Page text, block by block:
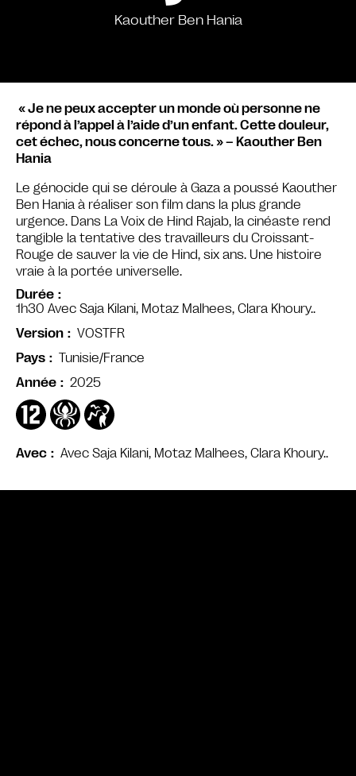
Kaouther Ben Hania
Avec Avec Saja Kilani, Motaz Malhees, Clara Khoury..
« Je ne peux accepter un monde où personne ne
répond à l’appel à l’aide d’un enfant. Cette douleur,
cet échec, nous concerne tous. » – Kaouther Ben
Hania
Le génocide qui se déroule à Gaza a poussé Kaouther
Ben Hania à réaliser son film dans la plus grande
urgence. Dans La Voix de Hind Rajab, la cinéaste rend
tangible la tentative des travailleurs du Croissant-
Rouge de sauver la vie de Hind, six ans. Une histoire
vraie à la portée universelle.
Durée
1h30 Avec Saja Kilani, Motaz Malhees, Clara Khoury..
Version
VOSTFR
Pays
Tunisie/France
Année
2025